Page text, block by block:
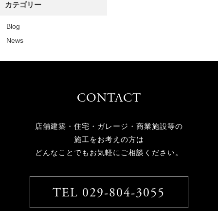
カテゴリー
Blog
News
CONTACT
店舗建築・住宅・ガレージ・商業施設等の
施工をお考えの方は
どんなことでもお気軽にご相談ください。
TEL 029-804-3055